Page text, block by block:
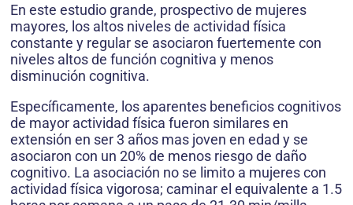
En este estudio grande, prospectivo de mujeres
mayores, los altos niveles de actividad física
constante y regular se asociaron fuertemente con
niveles altos de función cognitiva y menos
disminución cognitiva.
Específicamente, los aparentes beneficios cognitivos
de mayor actividad física fueron similares en
extensión en ser 3 años mas joven en edad y se
asociaron con un 20% de menos riesgo de daño
cognitivo. La asociación no se limito a mujeres con
actividad física vigorosa; caminar el equivalente a 1.5